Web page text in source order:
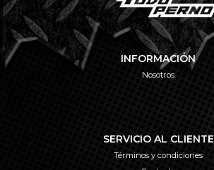
INFORMACIÓN
Nosotros
SERVICIO AL CLIENTE
Términos y condiciones